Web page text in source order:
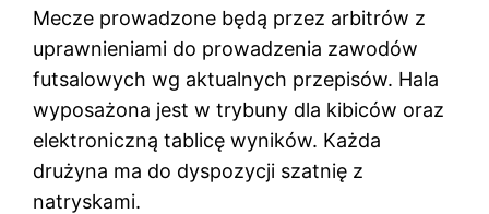
Mecze prowadzone będą przez arbitrów z
uprawnieniami do prowadzenia zawodów
futsalowych wg aktualnych przepisów. Hala
wyposażona jest w trybuny dla kibiców oraz
elektroniczną tablicę wyników. Każda
drużyna ma do dyspozycji szatnię z
natryskami.